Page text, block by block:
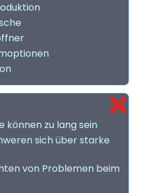
können zu lang sein
sich über starke
von Problemen beim